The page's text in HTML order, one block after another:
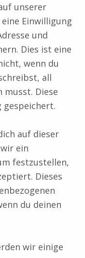
unserer
Einwilligung
und
Dies ist eine
wenn du
all
musst. Diese
gespeichert.
auf dieser
ein
festzustellen,
Dieses
du deinen
wir einige